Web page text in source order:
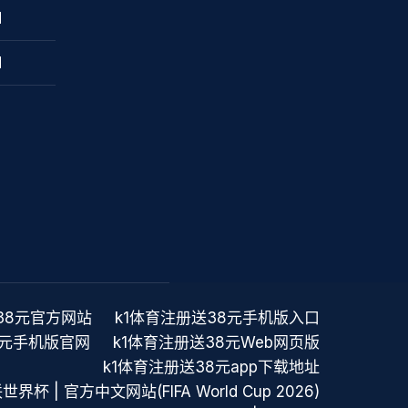
元官方网站
k1体育注册送38元手机版入口
手机版官网
k1体育注册送38元Web网页版
k1体育注册送38元app下载地址
界杯 | 官方中文网站(FIFA World Cup 2026)